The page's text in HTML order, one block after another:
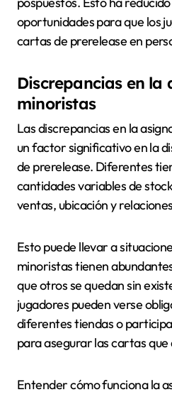
oportunidades para que los
cartas de prerelease en
Discrepancias en la
minoristas
Las discrepancias en la
un factor significativo en la
de prerelease. Diferentes
cantidades variables de
ventas, ubicación y
Esto puede llevar a
minoristas tienen
que otros se quedan sin
jugadores pueden verse
diferentes tiendas o
para asegurar las cartas que
Entender cómo funciona la